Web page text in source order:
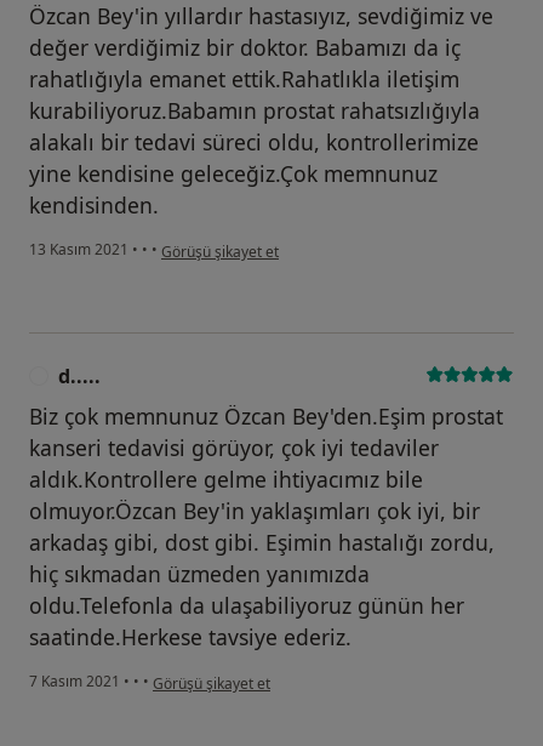
Özcan Bey'in yıllardır hastasıyız, sevdiğimiz ve
değer verdiğimiz bir doktor. Babamızı da iç
rahatlığıyla emanet ettik.Rahatlıkla iletişim
kurabiliyoruz.Babamın prostat rahatsızlığıyla
alakalı bir tedavi süreci oldu, kontrollerimize
yine kendisine geleceğiz.Çok memnunuz
kendisinden.
13 Kasım 2021 • • • kullanıcının görüşüne göre s.....
Görüşü şikayet et
d.....
Biz çok memnunuz Özcan Bey'den.Eşim prostat
kanseri tedavisi görüyor, çok iyi tedaviler
aldık.Kontrollere gelme ihtiyacımız bile
olmuyor.Özcan Bey'in yaklaşımları çok iyi, bir
arkadaş gibi, dost gibi. Eşimin hastalığı zordu,
hiç sıkmadan üzmeden yanımızda
oldu.Telefonla da ulaşabiliyoruz günün her
saatinde.Herkese tavsiye ederiz.
7 Kasım 2021 • • • kullanıcının görüşüne göre d.....
Görüşü şikayet et